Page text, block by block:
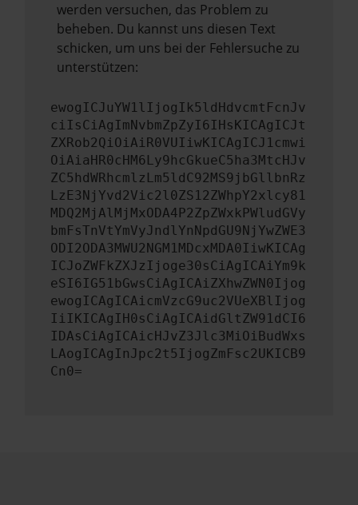
werden versuchen, das Problem zu
beheben. Du kannst uns diesen Text
schicken, um uns bei der Fehlersuche zu
unterstützen:
ewogICJuYW1lIjogIk5ldHdvcmtFcnJv
ciIsCiAgImNvbmZpZyI6IHsKICAgICJt
ZXRob2QiOiAiR0VUIiwKICAgICJ1cmwi
OiAiaHR0cHM6Ly9hcGkueC5ha3MtcHJv
ZC5hdWRhcmlzLm5ldC92MS9jbGllbnRz
LzE3NjYvd2Vic2l0ZS12ZWhpY2xlcy81
MDQ2MjAlMjMxODA4P2ZpZWxkPWludGVy
bmFsTnVtYmVyJndlYnNpdGU9NjYwZWE3
ODI2ODA3MWU2NGM1MDcxMDA0IiwKICAg
ICJoZWFkZXJzIjoge30sCiAgICAiYm9k
eSI6IG51bGwsCiAgICAiZXhwZWN0Ijog
ewogICAgICAicmVzcG9uc2VUeXBlIjog
IiIKICAgIH0sCiAgICAidGltZW91dCI6
IDAsCiAgICAicHJvZ3Jlc3MiOiBudWxs
LAogICAgInJpc2t5IjogZmFsc2UKICB9
Cn0=